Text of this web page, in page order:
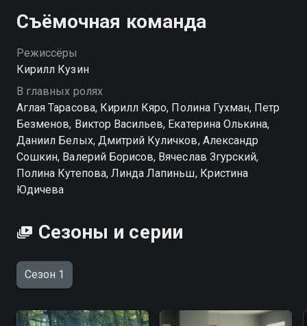
Съёмочная команда
Режиссёры
Кирилл Кузин
В главных ролях
Аглая Тарасова, Кирилл Кяро, Полина Гухман, Петр
Безменов, Виктор Васильев, Екатерина Олькина,
Даниил Белых, Дмитрий Куличков, Александр
Сошкин, Валерий Борисов, Вячеслав Згурский,
Полина Кутепова, Линда Лапиньш, Кристина
Юдичева
Сезоны и серии
Сезон 1